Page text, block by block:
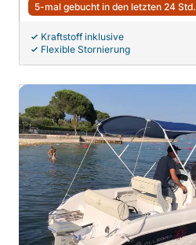
5-mal gebucht in den letzten 24 Std.
Kraftstoff inklusive
Flexible Stornierung